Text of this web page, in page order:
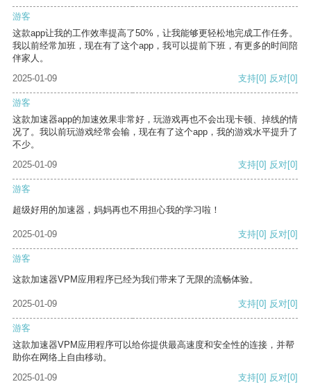
游客
这款app让我的工作效率提高了50%，让我能够更轻松地完成工作任务。
我以前经常加班，现在有了这个app，我可以提前下班，有更多的时间陪
伴家人。
2025-01-09
支持[0] 反对[0]
游客
这款加速器app的加速效果非常好，玩游戏再也不会出现卡顿、掉线的情
况了。我以前玩游戏经常会输，现在有了这个app，我的游戏水平提升了
不少。
2025-01-09
支持[0] 反对[0]
游客
超级好用的加速器，妈妈再也不用担心我的学习啦！
2025-01-09 支持[0] 反对[0]
游客
这款加速器VPM应用程序已经为我们带来了无限的流畅体验。
2025-01-09 支持[0] 反对[0]
游客
这款加速器VPM应用程序可以给你提供最高速度和安全性的连接，并帮
助你在网络上自由移动。
2025-01-09
支持[0] 反对[0]